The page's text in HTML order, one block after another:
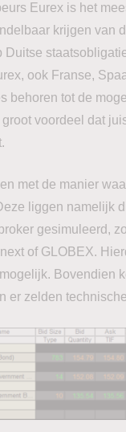
Eurex is het
krijgen van
Duitse
ook Franse,
behoren tot de
voordeel dat
met de manier
liggen namelijk
gesimuleerd,
of GLOBEX.
Bovendien
er zelden